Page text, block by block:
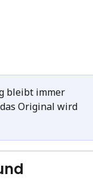
bleibt immer
Original wird